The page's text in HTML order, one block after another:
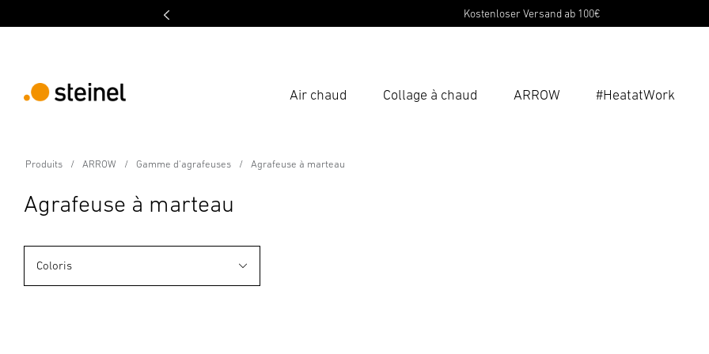
Kostenloser Versand ab 100€
Air chaud Collage à chaud ARROW #HeatatWork
Produits ARROW Gamme d'agrafeuses Agrafeuse à marteau
Agrafeuse à marteau
Coloris